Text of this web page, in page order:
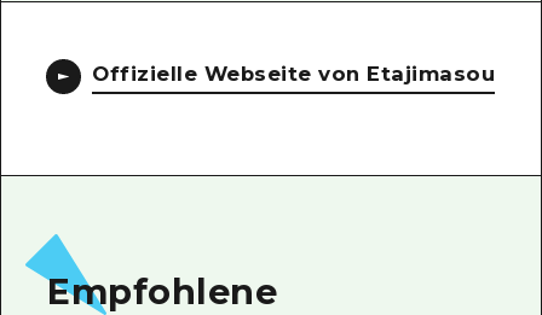
Offizielle Webseite von Etajimasou
Empfohlene